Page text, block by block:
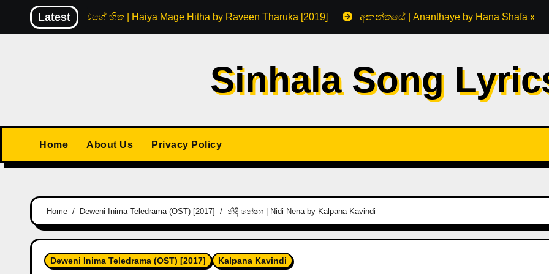
Latestහයිය මගේ හිත | Haiya Mage Hitha by Raveen Tharuka [2019] අනන්තයේ | Ananthaye by Hana Shafa x
Sinhala Song
Home About Us Privacy Policy
Home Deweni Inima Teledrama (OST) [2017] නිදි නේනා | Nidi Nena by Kalpana Kavindi
Deweni Inima Teledrama (OST) [2017] Kalpana Kavindi